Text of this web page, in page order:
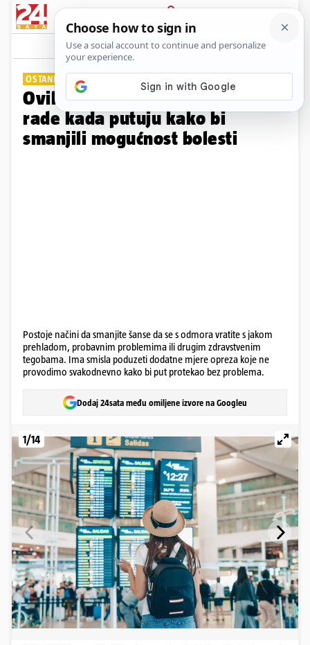
PRIJAVA
Galerija Komentari
OSTANITE ZDRAVI
Ovih 12 stvari liječnici uvijek
rade kada putuju kako bi
smanjili mogućnost bolesti
Postoje načini da smanjite šanse da se s odmora vratite s jakom
prehladom, probavnim problemima ili drugim zdravstvenim
tegobama. Ima smisla poduzeti dodatne mjere opreza koje ne
provodimo svakodnevno kako bi put protekao bez problema.
Dodaj 24sata među omiljene izvore na Googleu
1/14